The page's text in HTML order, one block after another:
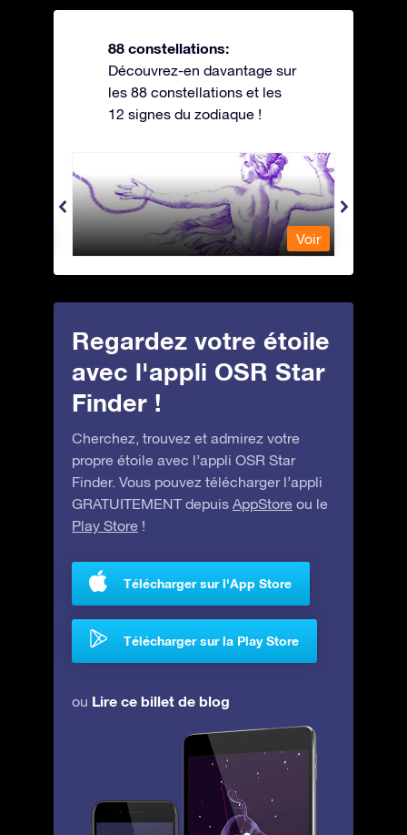
88 constellations:
Découvrez-en davantage sur
les 88 constellations et les
12 signes du zodiaque !
Andromeda - Andromède
Voir
Regardez votre étoile
avec l'appli OSR Star
Finder !
Cherchez, trouvez et admirez votre
propre étoile avec l’appli OSR Star
Finder. Vous pouvez télécharger l’appli
GRATUITEMENT depuis AppStore ou le
Play Store !
Télécharger sur l'App Store
Télécharger sur la Play Store
ou Lire ce billet de blog